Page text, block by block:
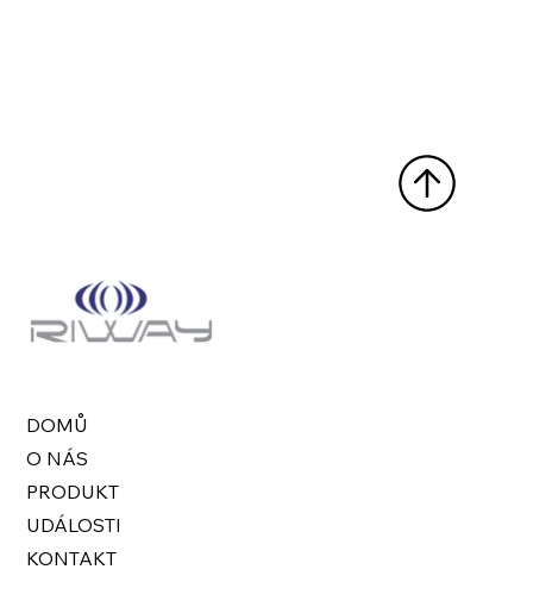
DOMŮ
O NÁS
PRODUKT
UDÁLOSTI
KONTAKT